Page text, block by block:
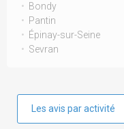
Bondy
Pantin
Épinay-sur-Seine
Sevran
Les avis par activité